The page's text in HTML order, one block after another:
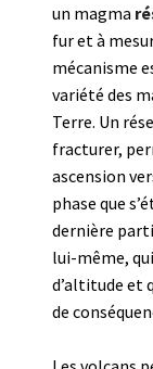
un magma
fur et à
mécanisme
variété des
Terre. Un
fracturer,
ascension
phase que
dernière
lui-même,
d’altitude et
de